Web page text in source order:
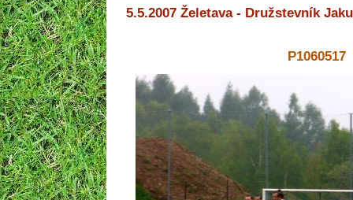
5.5.2007 Želetava - Družstevník
P1060517